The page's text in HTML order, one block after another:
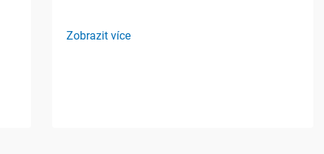
Zobrazit více